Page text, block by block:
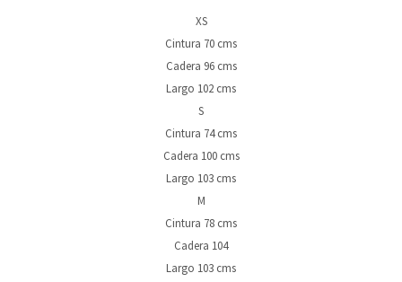
XS
Cintura 70 cms
Cadera 96 cms
Largo 102 cms
S
Cintura 74 cms
Cadera 100 cms
Largo 103 cms
M
Cintura 78 cms
Cadera 104
Largo 103 cms